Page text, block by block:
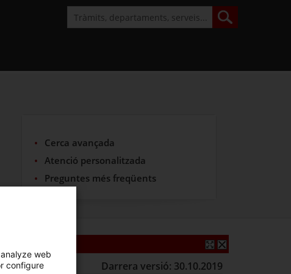
Cerca avançada
Atenció personalitzada
Preguntes més freqüents
Darrera versió: 30.10.2019
web
configure